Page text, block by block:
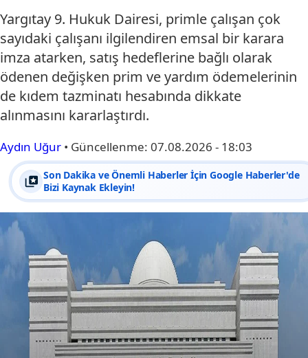
Yargıtay 9. Hukuk Dairesi, primle çalışan çok
sayıdaki çalışanı ilgilendiren emsal bir karara
imza atarken, satış hedeflerine bağlı olarak
ödenen değişken prim ve yardım ödemelerinin
de kıdem tazminatı hesabında dikkate
alınmasını kararlaştırdı.
Aydın Uğur • Güncellenme: 07.08.2026 - 18:03
Son Dakika ve Önemli Haberler İçin Google Haberler'de
Bizi Kaynak Ekleyin!